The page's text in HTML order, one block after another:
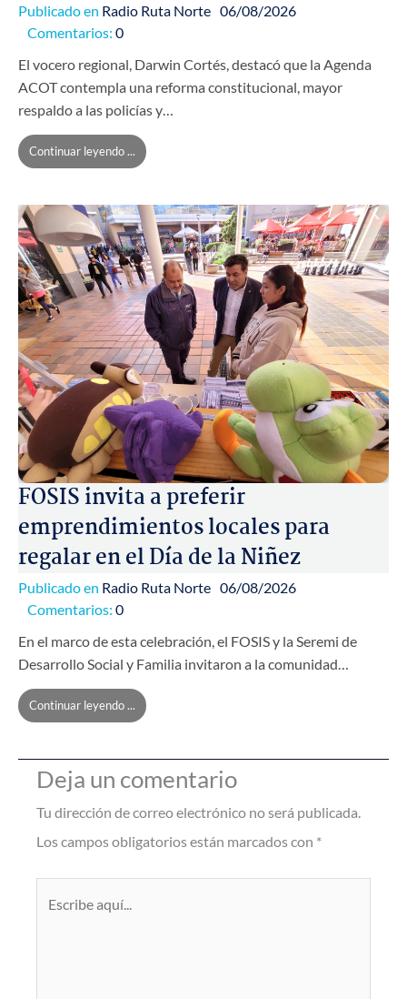
Publicado en Radio Ruta Norte 06/08/2026
Comentarios: 0
El vocero regional, Darwin Cortés, destacó que la Agenda
ACOT contempla una reforma constitucional, mayor
respaldo a las policías y…
Continuar leyendo ...
FOSIS invita a preferir
emprendimientos locales para
regalar en el Día de la Niñez
Publicado en Radio Ruta Norte 06/08/2026
Comentarios: 0
En el marco de esta celebración, el FOSIS y la Seremi de
Desarrollo Social y Familia invitaron a la comunidad…
Continuar leyendo ...
Deja un comentario
Tu dirección de correo electrónico no será publicada.
Los campos obligatorios están marcados con *